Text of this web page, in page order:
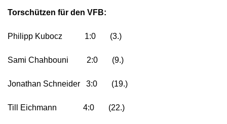
Torschützen für den VFB:
Philipp Kubocz 1:0 (3.)
Sami Chahbouni 2:0 (9.)
Jonathan Schneider 3:0 (19.)
Till Eichmann 4:0 (22.)